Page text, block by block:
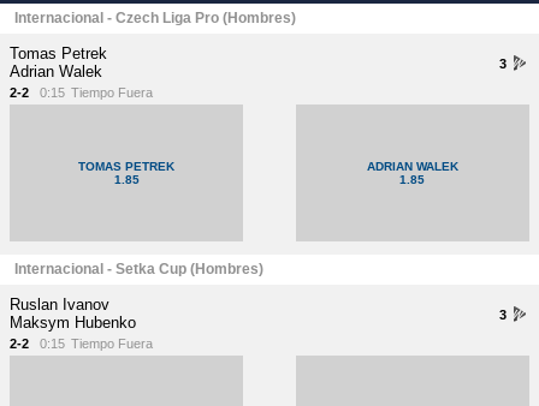
Internacional - Czech Liga Pro (Hombres)
3
Tomas Petrek
Adrian Walek
2-2 0:15 Tiempo Fuera
TOMAS PETREK
1.85
ADRIAN WALEK
1.85
Internacional - Setka Cup (Hombres)
3
Ruslan Ivanov
Maksym Hubenko
2-2 0:15 Tiempo Fuera